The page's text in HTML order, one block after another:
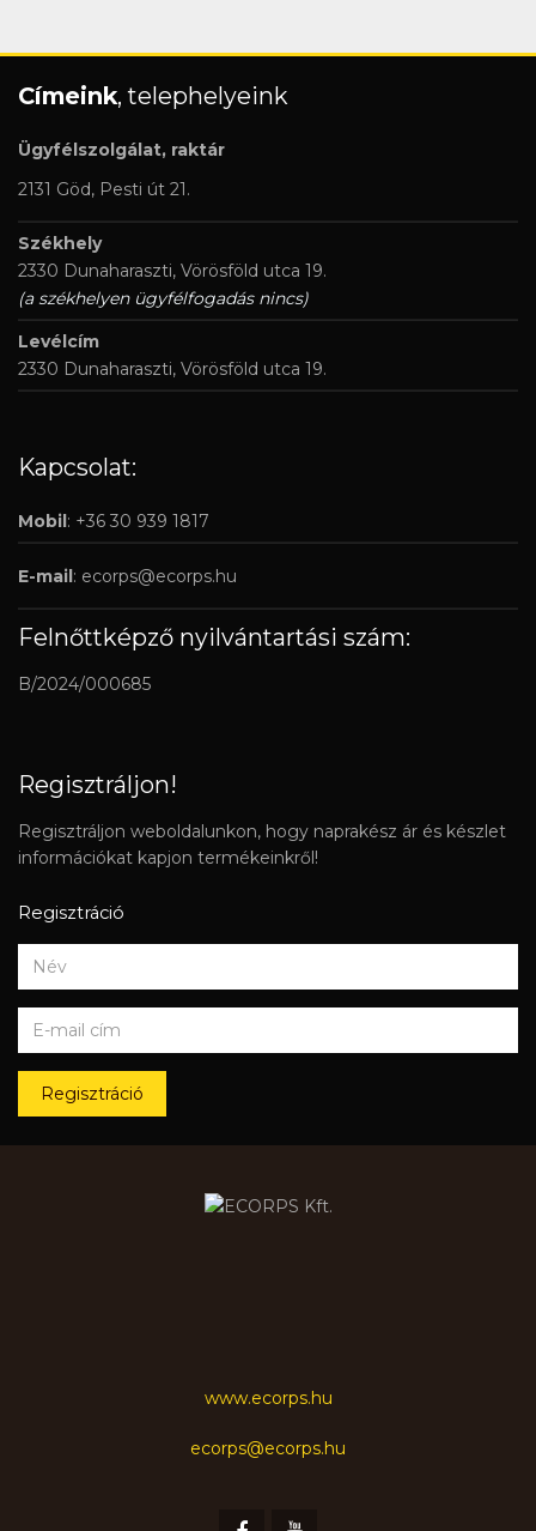
Címeink, telephelyeink
Ügyfélszolgálat, raktár
2131 Göd, Pesti út 21.
Székhely
2330 Dunaharaszti, Vörösföld utca 19.
(a székhelyen ügyfélfogadás nincs)
Levélcím
2330 Dunaharaszti, Vörösföld utca 19.
Kapcsolat:
Mobil : +36 30 939 1817
E-mail : ecorps@ecorps.hu
Felnőttképző nyilvántartási szám:
B/2024/000685
Regisztráljon!
Regisztráljon weboldalunkon, hogy naprakész ár és készlet
információkat kapjon termékeinkről!
Regisztráció
Regisztráció
www.ecorps.hu
ecorps@ecorps.hu